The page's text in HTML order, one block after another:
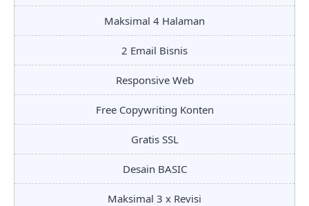
Maksimal 4 Halaman
2 Email Bisnis
Responsive Web
Free Copywriting Konten
Gratis SSL
Desain BASIC
Maksimal 3 x Revisi